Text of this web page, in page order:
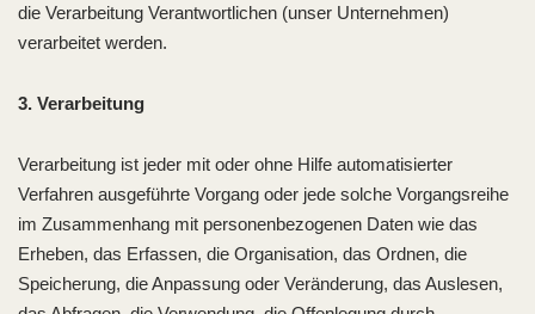
die Verarbeitung Verantwortlichen (unser Unternehmen)
verarbeitet werden.
3. Verarbeitung
Verarbeitung ist jeder mit oder ohne Hilfe automatisierter
Verfahren ausgeführte Vorgang oder jede solche Vorgangsreihe
im Zusammenhang mit personenbezogenen Daten wie das
Erheben, das Erfassen, die Organisation, das Ordnen, die
Speicherung, die Anpassung oder Veränderung, das Auslesen,